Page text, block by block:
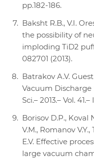
pp.182-186.
Baksht R.B., V.I.
the possibility of
imploding TiD2
082701 (2013).
Batrakov A.V.
Vacuum Discharge
Sci.– 2013.– Vol.
Borisov D.P., Koval
V.M., Romanov
E.V. Effective
large vacuum